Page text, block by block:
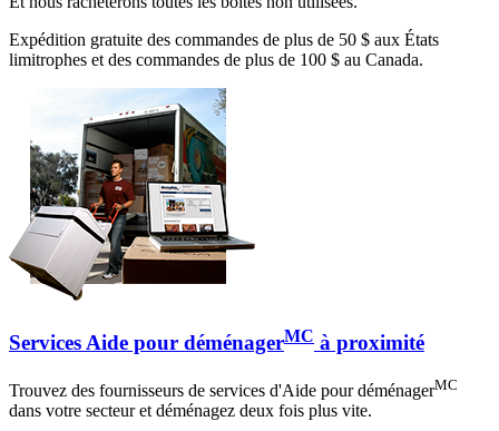
Expédition gratuite des commandes de plus de 50 $ aux États
limitrophes et des commandes de plus de 100 $ au Canada.
Services Aide pour déménagerMC à proximité
Trouvez des fournisseurs de services d'Aide pour déménagerMC
dans votre secteur et déménagez deux fois plus vite.